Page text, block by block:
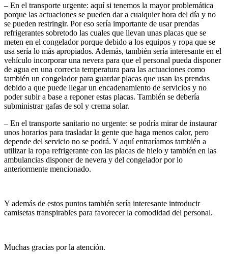
– En el transporte urgente: aquí si tenemos la mayor problemática
porque las actuaciones se pueden dar a cualquier hora del día y no
se pueden restringir. Por eso sería importante de usar prendas
refrigerantes sobretodo las cuales que llevan unas placas que se
meten en el congelador porque debido a los equipos y ropa que se
usa sería lo más apropiados. Además, también sería interesante en el
vehículo incorporar una nevera para que el personal pueda disponer
de agua en una correcta temperatura para las actuaciones como
también un congelador para guardar placas que usan las prendas
debido a que puede llegar un encadenamiento de servicios y no
poder subir a base a reponer estas placas. También se debería
subministrar gafas de sol y crema solar.
– En el transporte sanitario no urgente: se podría mirar de instaurar
unos horarios para trasladar la gente que haga menos calor, pero
depende del servicio no se podrá. Y aquí entraríamos también a
utilizar la ropa refrigerante con las placas de hielo y también en las
ambulancias disponer de nevera y del congelador por lo
anteriormente mencionado.
Y además de estos puntos también sería interesante introducir
camisetas transpirables para favorecer la comodidad del personal.
Muchas gracias por la atención.